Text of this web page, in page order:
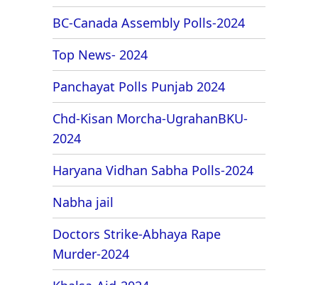
BC-Canada Assembly Polls-2024
Top News- 2024
Panchayat Polls Punjab 2024
Chd-Kisan Morcha-UgrahanBKU-
2024
Haryana Vidhan Sabha Polls-2024
Nabha jail
Doctors Strike-Abhaya Rape
Murder-2024